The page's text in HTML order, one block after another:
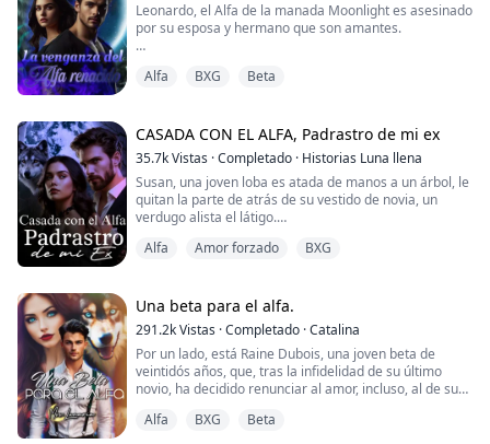
El rugido que liberó esa noche est...
Leonardo, el Alfa de la manada Moonlight es asesinado
por su esposa y hermano que son amantes.
vengarse de ellos, empezando por Valeria quien es su
Leonardo había engañado a su novia Lucía con su
prima Valeria, por eso aquella loba fue desterrada de
la manada.
Decide pedirle a Lucía que se case con el, ella ahora es
una loba...
Alfa BXG Beta
CASADA CON EL ALFA, Padrastro de mi ex
35.7kVistas ·Completado · Historias Luna llena
Susan, una joven loba es atada de manos a un árbol, le
quitan la parte de atrás de su vestido de novia, un
verdugo alista el látigo.
— Susan después de cumplir con tu castigo, serás
El verdugo levanta su mano, para dar el primer
latigazo en la espalda delicada de la loba Susan que
llora.
Escucha el sonido pero no siente dolor, gira un poco su
cabeza y ve q...
Alfa Amor forzado BXG
Una beta para el alfa.
291.2kVistas ·Completado ·Catalina
Por un lado, está Raine Dubois, una joven beta de
veintidós años, que, tras la infidelidad de su último
novio, ha decidido renunciar al amor, incluso, al de su
suerte, este la engañará al segundo de reconocerla.
Alfa BXG Beta